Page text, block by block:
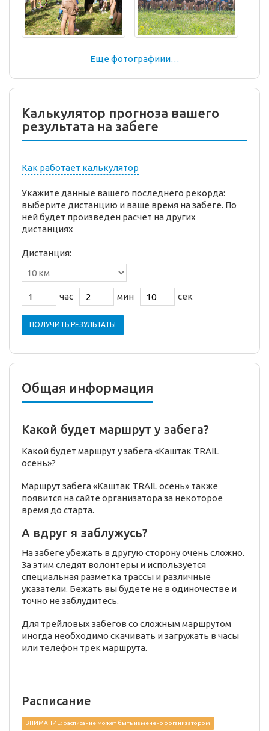
Еще фотографиии…
Калькулятор прогноза вашего
результата на забеге
Как работает калькулятор
Укажите данные вашего последнего рекорда:
выберите дистанцию и ваше время на забеге. По
ней будет произведен расчет на других
дистанциях
Дистанция:
час мин сек
ПОЛУЧИТЬ РЕЗУЛЬТАТЫ
Общая информация
Какой будет маршрут у забега?
Какой будет маршрут у забега «Каштак TRAIL
осень»?
Маршрут забега «Каштак TRAIL осень» также
появится на сайте организатора за некоторое
время до старта.
А вдруг я заблужусь?
На забеге убежать в другую сторону очень сложно.
За этим следят волонтеры и используется
специальная разметка трассы и различные
указатели. Бежать вы будете не в одиночестве и
точно не заблудитесь.
Для трейловых забегов со сложным маршрутом
иногда необходимо скачивать и загружать в часы
или телефон трек маршрута.
Расписание
ВНИМАНИЕ: расписание может быть изменено организатором